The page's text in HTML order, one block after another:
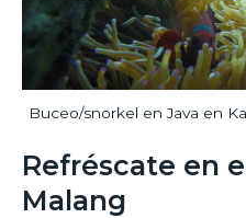
Buceo/snorkel en Java en
Refréscate en
Malang